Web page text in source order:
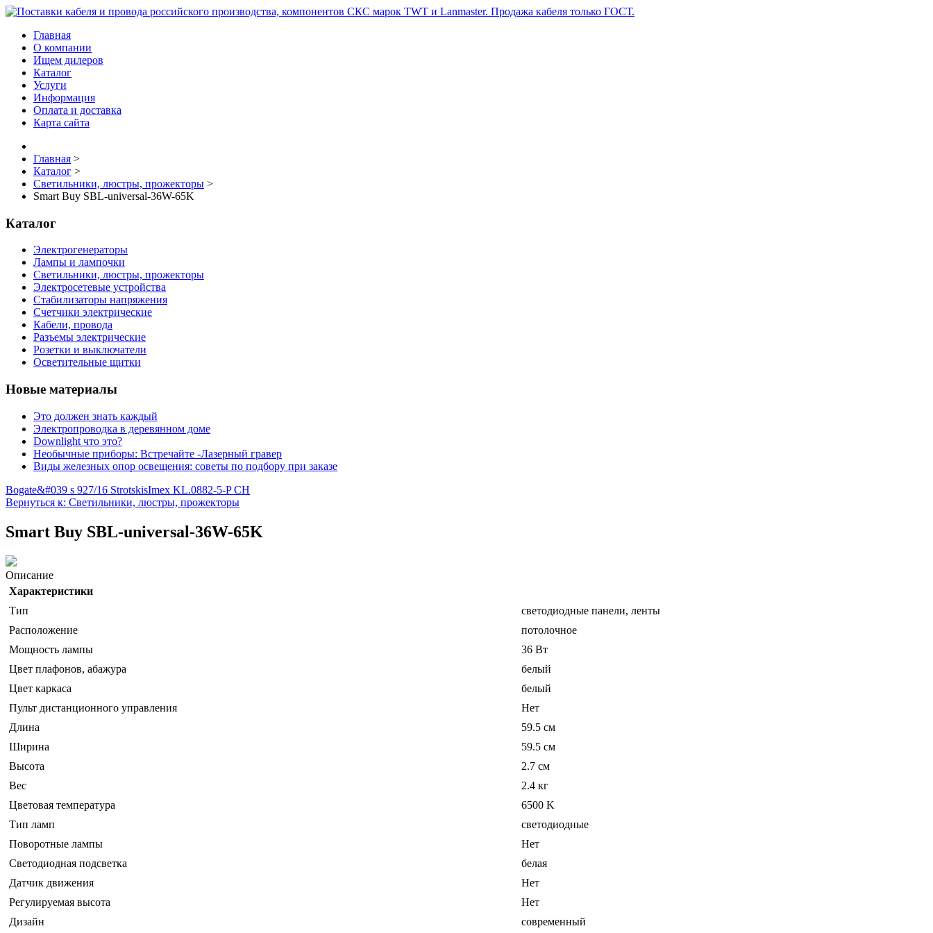
Главная
О компании
Ищем дилеров
Каталог
Услуги
Информация
Оплата и доставка
Карта сайта
Главная >
Каталог >
Светильники, люстры, прожекторы >
Smart Buy SBL-universal-36W-65K
Каталог
Электрогенераторы
Лампы и лампочки
Светильники, люстры, прожекторы
Электросетевые устройства
Стабилизаторы напряжения
Счетчики электрические
Кабели, провода
Разъемы электрические
Розетки и выключатели
Осветительные щитки
Новые материалы
Это должен знать каждый
Электропроводка в деревянном доме
Downlight что это?
Необычные приборы: Встречайте -Лазерный гравер
Виды железных опор освещения: советы по подбору при заказе
Bogate&#039 s 927/16 StrotskisImex KL.0882-5-P CH
Вернуться к: Светильники, люстры, прожекторы
Smart Buy SBL-universal-36W-65K
Описание
Характеристики
Тип
светодиодные панели, ленты
Расположение
потолочное
Мощность лампы
36 Вт
Цвет плафонов, абажура
белый
Цвет каркаса
белый
Пульт дистанционного управления
Нет
Длина
59.5 см
Ширина
59.5 см
Высота
2.7 см
Вес
2.4 кг
Цветовая температура
6500 K
Тип ламп
светодиодные
Поворотные лампы
Нет
Светодиодная подсветка
белая
Датчик движения
Нет
Регулируемая высота
Нет
Дизайн
современный